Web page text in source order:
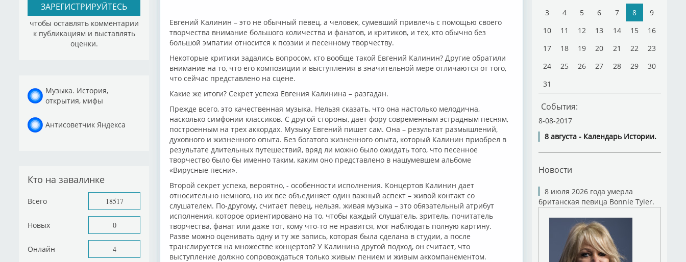
ЗАРЕГИСТРИРУЙТЕСЬ
чтобы оставлять комментарии
к публикациям и выставлять
оценки.
Музыка. История,
открытия, мифы
Антисоветчик Яндекса
Кто на завалинке
Всего 18517
Новых 0
Онлайн 4
Евгений Калинин – это не обычный певец, а человек, сумевший привлечь с помощью своего
творчества внимание большого количества и фанатов, и критиков, и тех, кто обычно без
большой эмпатии относится к поэзии и песенному творчеству.
Некоторые критики задались вопросом, кто вообще такой Евгений Калинин? Другие обратили
внимание на то, что его композиции и выступления в значительной мере отличаются от того,
что сейчас представлено на сцене.
Какие же итоги? Секрет успеха Евгения Калинина – разгадан.
Прежде всего, это качественная музыка. Нельзя сказать, что она настолько мелодична,
насколько симфонии классиков. С другой стороны, дает фору современным эстрадным песням,
построенным на трех аккордах. Музыку Евгений пишет сам. Она – результат размышлений,
духовного и жизненного опыта. Без богатого жизненного опыта, который Калинин приобрел в
результате длительных путешествий, вряд ли можно было ожидать того, что песенное
творчество было бы именно таким, каким оно представлено в нашумевшем альбоме
«Вирусные песни».
Второй секрет успеха, вероятно, - особенности исполнения. Концертов Калинин дает
относительно немного, но их все объединяет один важный аспект – живой контакт со
слушателем. По-другому, считает певец, нельзя. живая музыка – это обязательный атрибут
исполнения, которое ориентировано на то, чтобы каждый слушатель, зритель, почитатель
творчества, фанат или даже тот, кому что-то не нравится, мог наблюдать полную картину.
Разве можно оценивать одну и ту же запись, которая была сделана в студии, а после
транслируется на множестве концертов? У Калинина другой подход, он считает, что
выступление должно сопровождаться только живым пением и живым аккомпанементом.
3
4 5 6 7 8
9
10
11 12 13 14 15
16
17
18 19 20 21 22
23
24
25 26 27 28 29
30
31
События:
8-08-2017
8 августа - Календарь Истории.
Новости
8 июля 2026 года умерла
британская певица Bonnie Tyler.